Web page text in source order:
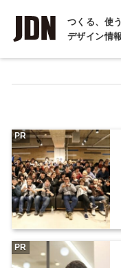
つくる、使
デザイン情
インタビュー
COLUMN
コラム
PR
PR